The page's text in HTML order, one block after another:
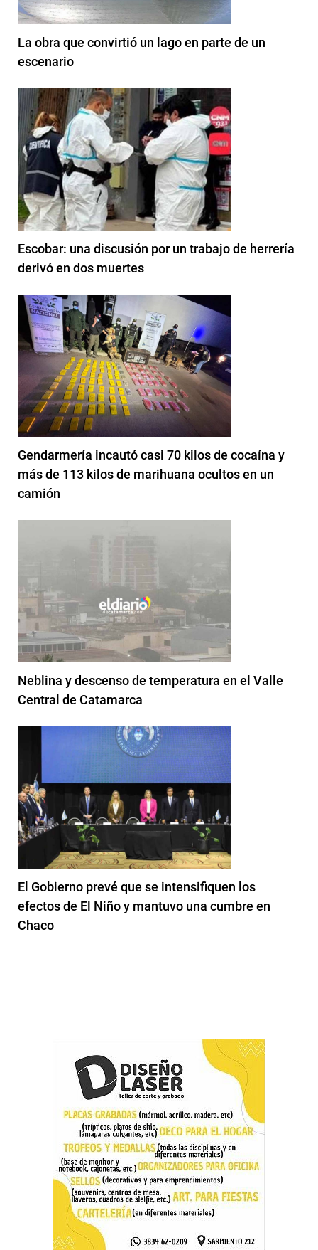
La obra que convirtió un lago en parte de un
escenario
Escobar: una discusión por un trabajo de herrería
derivó en dos muertes
Gendarmería incautó casi 70 kilos de cocaína y
más de 113 kilos de marihuana ocultos en un
camión
Neblina y descenso de temperatura en el Valle
Central de Catamarca
El Gobierno prevé que se intensifiquen los
efectos de El Niño y mantuvo una cumbre en
Chaco